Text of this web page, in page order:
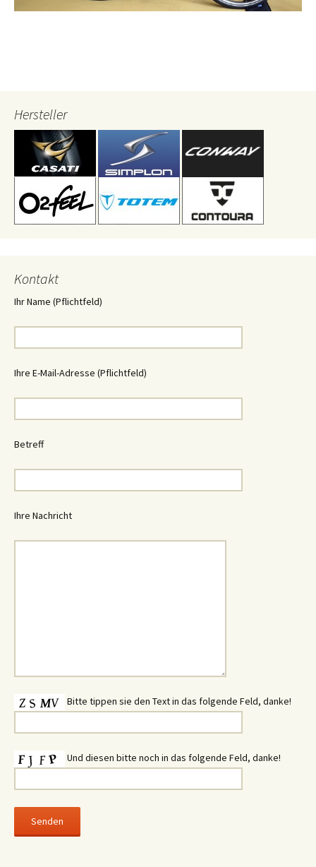
Hersteller
Kontakt
Ihr Name (Pflichtfeld)
Ihre E-Mail-Adresse (Pflichtfeld)
Betreff
Ihre Nachricht
Bitte tippen sie den Text in das folgende Feld, danke!
Und diesen bitte noch in das folgende Feld, danke!